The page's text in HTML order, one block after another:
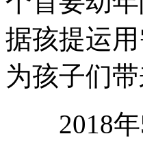
据孩提运
为孩子们
2018年5